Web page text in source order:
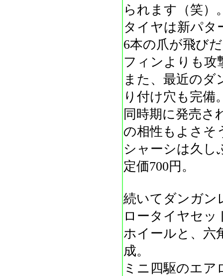
られます（笑）
タイヤは新パタ
6本の爪が飛び
フィンよりも攻
また、最近の
り付け穴も完備
同時期に発売さ
の相性もよさそ
シャーシは久し
定価700円。
続いてダンガン
ロータイヤセッ
ホイールと、六
成。
ミニ四駆のエ